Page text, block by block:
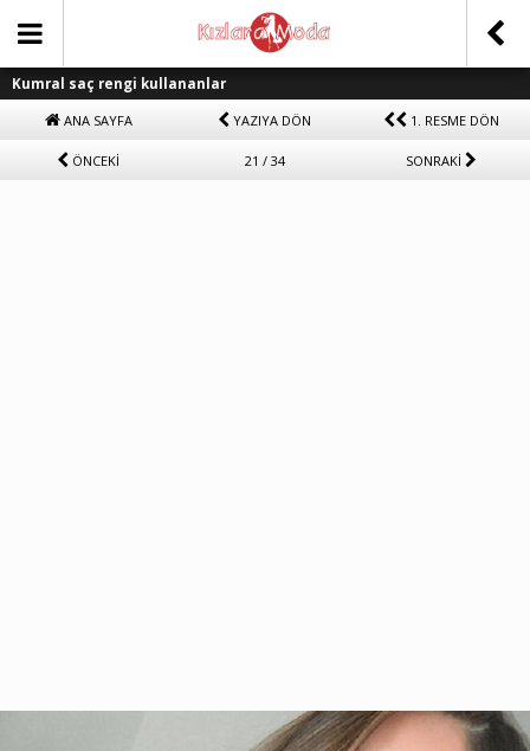
Kumral saç rengi kullananlar
ANA SAYFA YAZIYA DÖN 1. RESME DÖN
ÖNCEKİ 21 / 34 SONRAKİ